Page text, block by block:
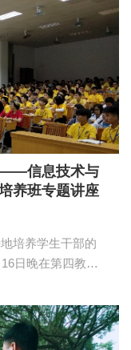
信息技术与
养班专题讲座
培养学生干部的
日晚在第四教学
书记兼校学生会指
记王轻纱，及团
歆通